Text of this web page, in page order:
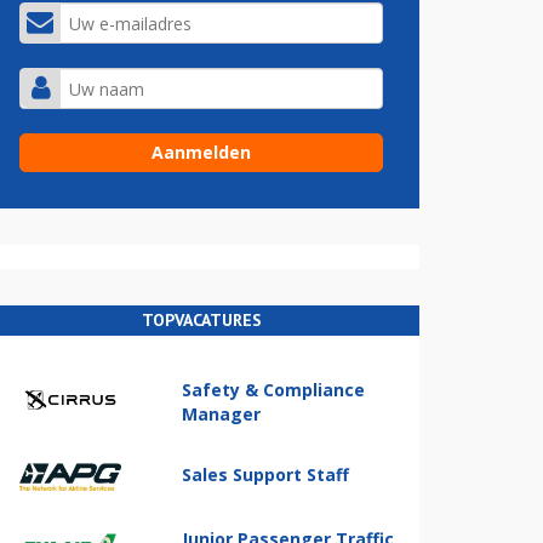
TOPVACATURES
Safety & Compliance
Manager
Sales Support Staff